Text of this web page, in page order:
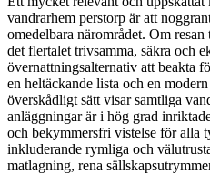
vandrarhem perstorp är att
omedelbara närområdet. Om
det flertalet trivsamma, säkra och
övernattningsalternativ att beakta
en heltäckande lista och en
överskådligt sätt visar samtliga
anläggningar är i hög grad
och bekymmersfri vistelse för alla
inkluderande rymliga och
matlagning, rena